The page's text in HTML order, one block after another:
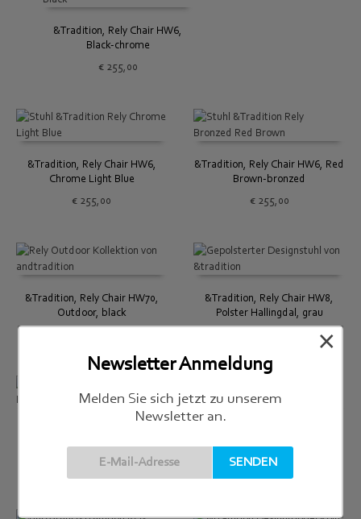
&Tradition, Rely Chair HW6,
Black-chrome
€255,00
&Tradition, Rely Chair HW6,
Chrome Light Blue
€ 255,00
&Tradition, Rely Chair HW6, Red
Brown-bronzed
€255,00
&Tradition, Rely Chair HW70,
Outdoor, black
&Tradition, Rely Chair HW8,
Polster Hallingdal, grau
Schalenstuhl mit Drehgestell,
hellblau
351,00
Schalenstuhl mit Drehgestell
und Sitzpolster, dunkelrot
€566,00
Newsletter Anmeldung
Melden Sie sich jetzt zu unserem
Newsletter an.
×